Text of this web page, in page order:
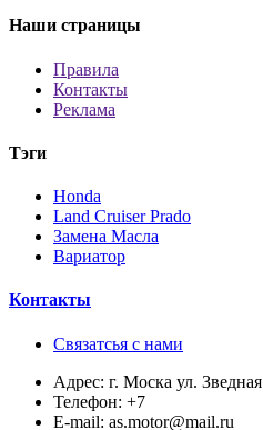
Наши страницы
Правила
Контакты
Реклама
Тэги
Honda
Land Cruiser Prado
Замена Масла
Вариатор
Контакты
Связатсья с нами
Адрес: г. Моска ул. Зведная
Телефон: +7
E-mail: as.motor@mail.ru